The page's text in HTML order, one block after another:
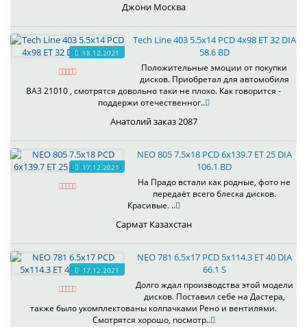
Джони Москва
18.12.2021
Tech Line 403 5.5x14 PCD 4x98 ET 32 DIA
58.6 BD
Положительные эмоции от покупки
дисков. Приобретал для автомобиля
ВАЗ 21010 , смотрятся довольно таки не плохо. Как говорится -
поддержи отечественног..
Анатолий заказ 2087
17.12.2021
NEO 805 7.5x18 PCD 6x139.7 ET 25 DIA
106.1 BD
На Прадо встали как родные, фото не
передаёт всего блеска дисков.
Красивые. ..
Сармат Казахстан
17.12.2021
NEO 781 6.5x17 PCD 5x114.3 ET 40 DIA
66.1 S
Долго ждал производства этой модели
дисков. Поставил себе на Дастера,
также было укомплектованы колпачками Рено и вентилями.
Смотрятся хорошо, посмотр..